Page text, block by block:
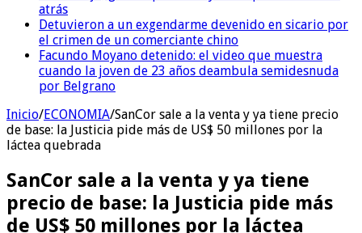
atrás
Detuvieron a un exgendarme devenido en sicario por
el crimen de un comerciante chino
Facundo Moyano detenido: el video que muestra
cuando la joven de 23 años deambula semidesnuda
por Belgrano
Inicio/ECONOMIA/SanCor sale a la venta y ya tiene precio
de base: la Justicia pide más de US$ 50 millones por la
láctea quebrada
SanCor sale a la venta y ya tiene
precio de base: la Justicia pide más
de US$ 50 millones por la láctea